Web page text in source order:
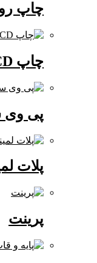
چاپ روی پارچه
پی وی سی pvc
پلات لمینت